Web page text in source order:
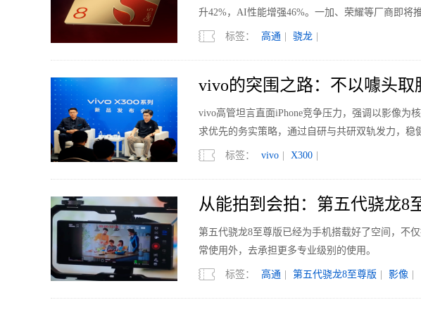
升42%，AI性能增强46%。一加、荣耀等厂商即将
标签： 高通 骁龙
vivo的突围之路：不以噱头
vivo高管坦言直面iPhone竞争压力，强调以影像为
求优先的务实策略，通过自研与共研双轨发力，稳
标签： vivo X300
从能拍到会拍：第五代骁龙8
第五代骁龙8至尊版已经为手机搭载好了空间，不
常使用外，去承担更多专业级别的使用。
标签： 高通 第五代骁龙8至尊版 影像